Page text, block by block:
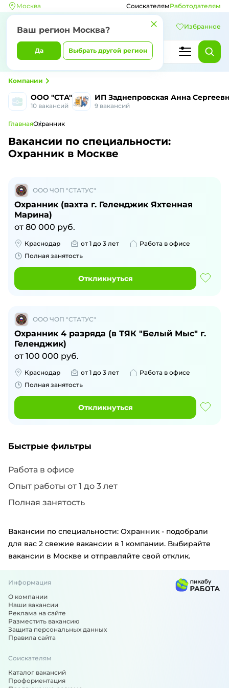
Москва
Ваш регион Москва?
Да Выбрать другой регион
СоискателямРаботодателям
Избранное
ООО "СТА"
10 вакансий
ИП Заднепровская Анна
9 вакансий
Компании
ГлавнаяОхранник
Вакансии по специальности:
Охранник в Москве
ООО ЧОП "СТАТУС"
Охранник (вахта г. Геленджик Яхтенная
Марина)
от 80 000 руб.
Краснодар от 1 до 3 лет
Работа в офисе
Полная занятость
Откликнуться
ООО ЧОП "СТАТУС"
Охранник 4 разряда (в ТЯК "Белый Мыс" г.
Геленджик)
от 100 000 руб.
Краснодар от 1 до 3 лет
Работа в офисе
Полная занятость
Откликнуться
Быстрые фильтры
Работа в офисе
Опыт работы от 1 до 3 лет
Полная занятость
Вакансии по специальности: Охранник - подобрали
для вас 2 свежие вакансии в 1 компании. Выбирайте
вакансии в Москве и отправляйте свой отклик.
Информация
О компании
Наши вакансии
Реклама на сайте
Разместить вакансию
Защита персональных данных
Правила сайта
Соискателям
Каталог вакансий
Профориентация